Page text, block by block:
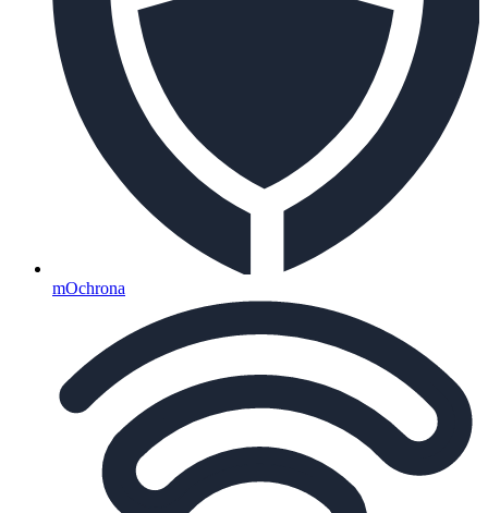
mOchrona